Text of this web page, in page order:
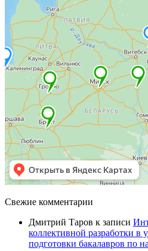
Свежие комментарии
Дмитрий Таров к записи
коллективной разработки в
подготовки бакалавров по